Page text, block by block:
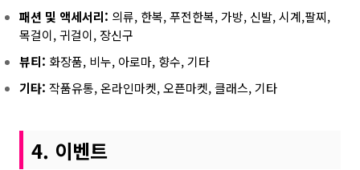
패션 및 액세서리: 의류, 한복, 푸전한복, 가방, 신발, 시계,팔찌,
목걸이, 귀걸이, 장신구
뷰티: 화장품, 비누, 아로마, 향수, 기타
기타: 작품유통, 온라인마켓, 오픈마켓, 클래스, 기타
4. 이벤트